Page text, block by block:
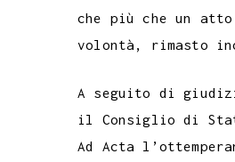
che più che un
volontà, rimasto
A seguito di
il Consiglio di
Ad Acta